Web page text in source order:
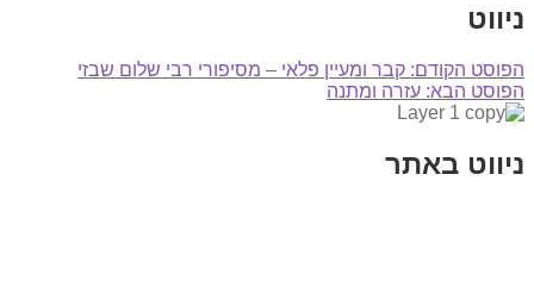
ניווט
הפוסט הקודם: קבר ומעיין פלאי – מסיפורי רבי שלום שבזי
הפוסט הבא: עזרה ומתנה
ניווט באתר